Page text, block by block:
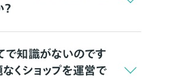
で知識がないのです
なくショップを運営で